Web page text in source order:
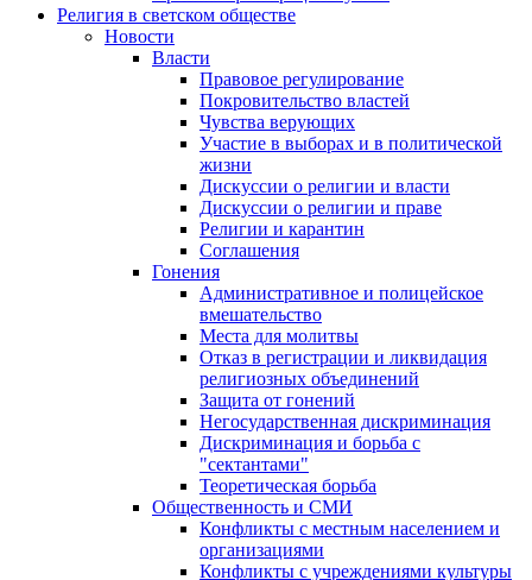
Религия в светском обществе
Новости
Власти
Правовое регулирование
Покровительство властей
Чувства верующих
Участие в выборах и в политической
жизни
Дискуссии о религии и власти
Дискуссии о религии и праве
Религии и карантин
Соглашения
Гонения
Административное и полицейское
вмешательство
Места для молитвы
Отказ в регистрации и ликвидация
религиозных объединений
Защита от гонений
Негосударственная дискриминация
Дискриминация и борьба с
"сектантами"
Теоретическая борьба
Общественность и СМИ
Конфликты с местным населением и
организациями
Конфликты с учреждениями культуры